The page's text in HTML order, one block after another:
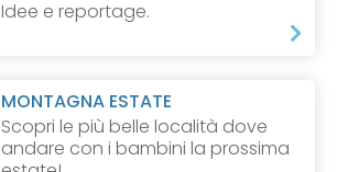
Idee e reportage.
MONTAGNA ESTATE
Scopri le più belle località dove
andare con i bambini la prossima